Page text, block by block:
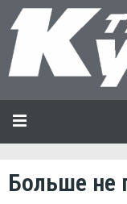
Больше не